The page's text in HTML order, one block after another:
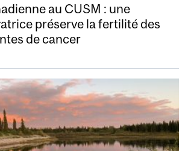
au CUSM : une
préserve la fertilité des
de cancer